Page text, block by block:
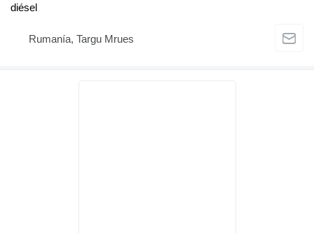
diésel
Rumanía, Targu Mrues